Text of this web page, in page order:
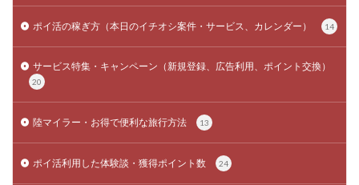
ポイ活の稼ぎ方（本日のイチオシ案件・サービス、カレンダー） 14
サービス特集・キャンペーン（新規登録、広告利用、ポイント交換）
20
陸マイラー・お得で便利な旅行方法 13
ポイ活利用した体験談・獲得ポイント数 24